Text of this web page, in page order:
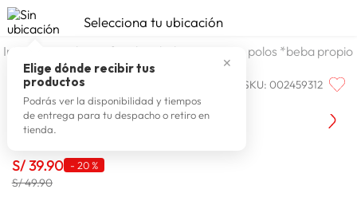
TÉRMINOS MÁS BUSCADOS
1. celulares
2. zapatillas mujer
3. zapatillas hombre
4. moda
6. tv
Selecciona tu ubicación
✕
Elige dónde recibir tus
productos
Podrás ver la disponibilidad y tiempos
de entrega para tu despacho o retiro en
tienda.
textil infantil beba propio polos *beba propio
BEEP-BEEP SKU:002459312
Beep-Beep Polo M/L Merci SM
S/39.90 - 20 %
S/ 49.90